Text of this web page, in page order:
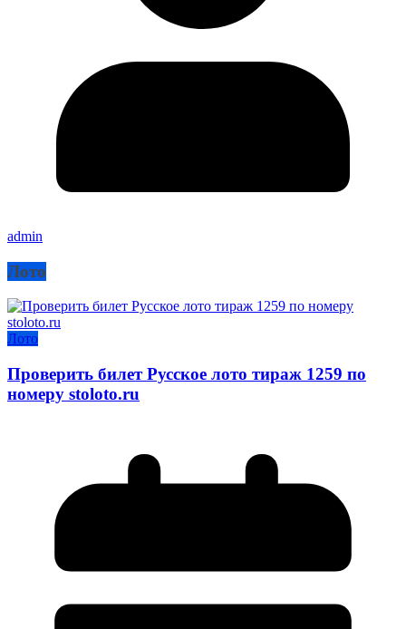
admin
Лото
Лото
Проверить билет Русское лото тираж 1259 по
номеру stoloto.ru